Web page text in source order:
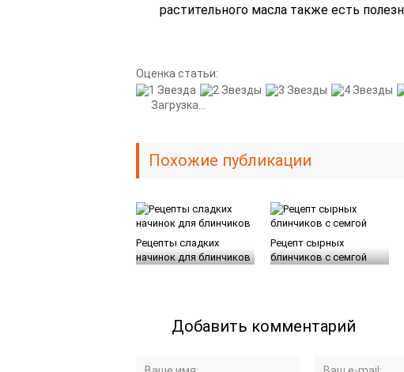
растительного масла также есть
Оценка статьи:
Загрузка...
Похожие публикации
Рецепты сладких
начинок для блинчиков
Рецепт сырных
блинчиков с семгой
Добавить комментарий